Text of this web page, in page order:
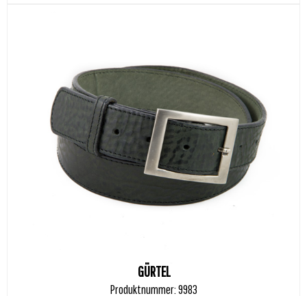
GÜRTEL
Produktnummer: 9983